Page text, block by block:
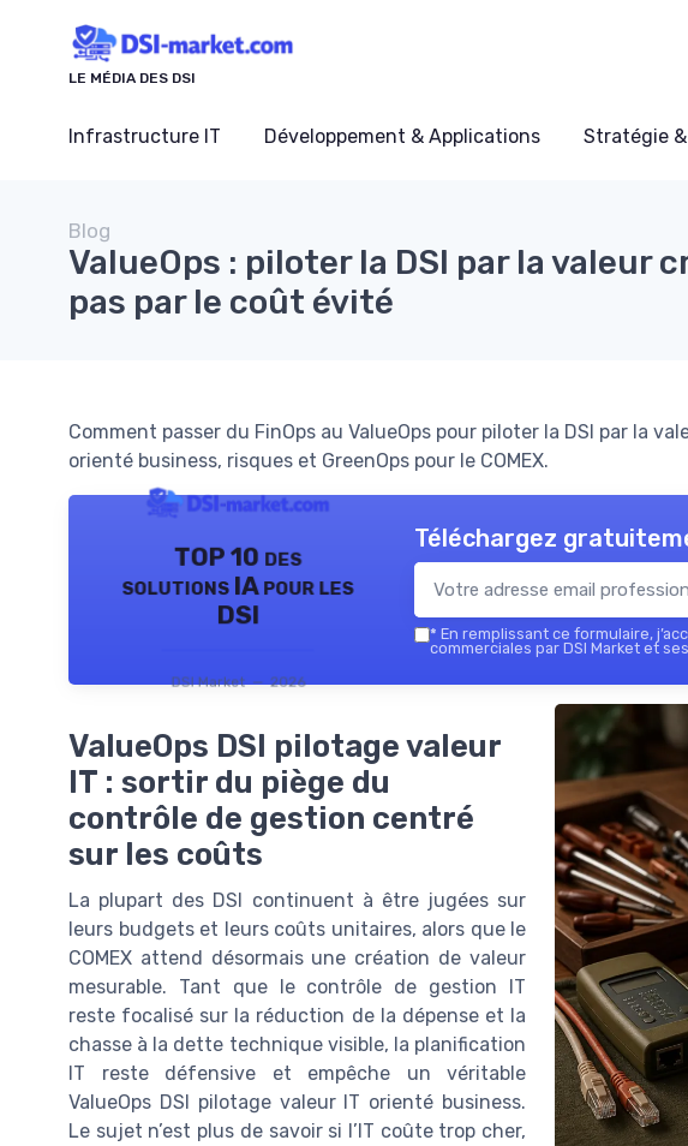
LE MÉDIA DES DSI
Infrastructure IT Développement & Applications Stratégie
Blog
ValueOps : piloter la DSI par la valeur
pas par le coût évité
Comment passer du FinOps au ValueOps pour piloter la DSI par la
orienté business, risques et GreenOps pour le COMEX.
TOP 10 des
solutions IA pour les
DSI
DSI Market — 2026
Téléchargez
* En remplissant ce formulaire,
commerciales par DSI Market et
ValueOps DSI pilotage valeur
IT : sortir du piège du
contrôle de gestion centré
sur les coûts
La plupart des DSI continuent à être jugées sur
leurs budgets et leurs coûts unitaires, alors que le
COMEX attend désormais une création de valeur
mesurable. Tant que le contrôle de gestion IT
reste focalisé sur la réduction de la dépense et la
chasse à la dette technique visible, la planification
IT reste défensive et empêche un véritable
ValueOps DSI pilotage valeur IT orienté business.
Le sujet n’est plus de savoir si l’IT coûte trop cher,